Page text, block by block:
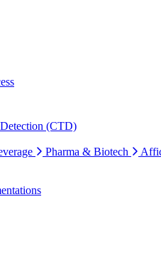
(CTD)
Pharma & Biotech